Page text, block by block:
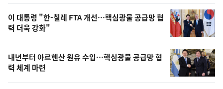
오
늘
의
사
진
이 대통령 "한-칠레 FTA 개선…핵심광물 공급망 협
력 더욱 강화"
내년부터 아르헨산 원유 수입…핵심광물 공급망 협
력 체계 마련